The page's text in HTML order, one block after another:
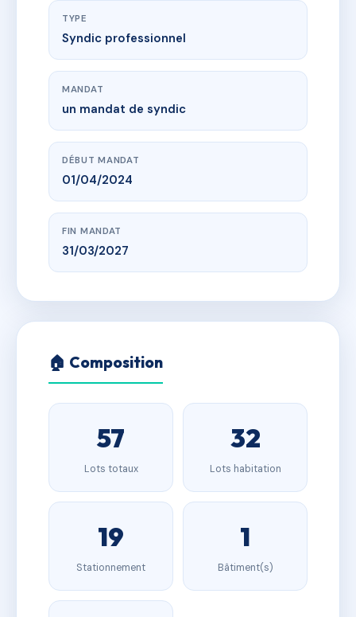
TYPE
Syndic professionnel
MANDAT
un mandat de syndic
DÉBUT MANDAT
01/04/2024
FIN MANDAT
31/03/2027
🏠 Composition
57
Lots totaux
32
Lots habitation
19
Stationnement
1
Bâtiment(s)